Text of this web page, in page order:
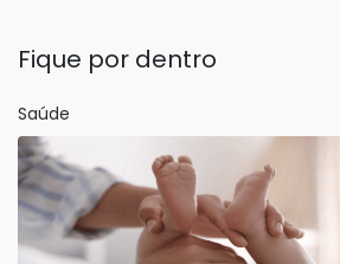
Fique por dentro
Saúde